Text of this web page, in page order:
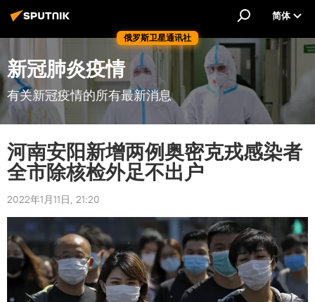
俄罗斯卫星通讯社
简体
新冠肺炎疫情
有关新冠疫情的所有最新消息
河南安阳新增两例奥密克戎感染者
全市除核检外足不出户
2022年1月11日, 21:20